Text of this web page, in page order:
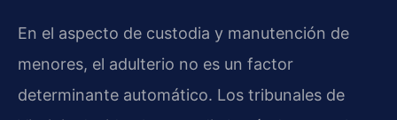
En el aspecto de custodia y manutención de
menores, el adulterio no es un factor
determinante automático. Los tribunales de